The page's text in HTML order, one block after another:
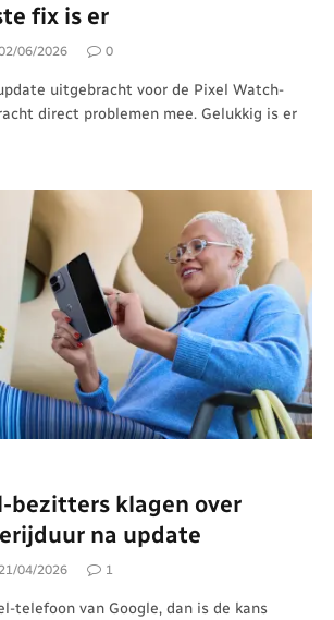
fix is er
06/2026 0
uitgebracht voor de Pixel Watch-
direct problemen mee. Gelukkig is er
bezitters klagen over
na update
04/2026 1
telefoon van Google, dan is de kans